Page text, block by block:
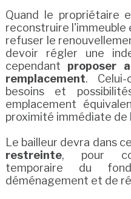
Quand le propriétaire
reconstruire
refuser le
devoir régler une
cependant proposer
remplacement.
besoins et
emplacement
proximité immédiate de
Le bailleur devra dans
restreinte, pour
temporaire du
déménagement et de